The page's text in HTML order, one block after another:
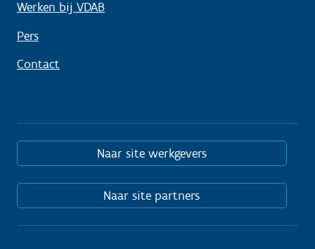
Werken bij VDAB
Pers
Contact
Naar site werkgevers
Naar site partners